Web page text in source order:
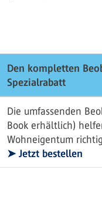
Den kompletten
Spezialrabatt
Die umfassenden
Book erhältlich)
Wohneigentum
➤ Jetzt bestellen